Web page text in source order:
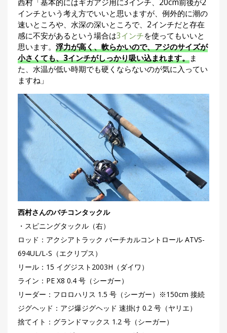
インチという考え方でいいと思いますが、例外的に潮の
速いところや、水深の深いところで、2インチだと存在
感に不安があるという場合は3インチを使ってもいいと
思います。 浮力が高く、軟らかいので、アジのサイズが
小さくても、3インチがしっかり吸い込まれます。ま
た、水温が低い時期でも硬くならないのが気に入ってい
ますね」
西村さんのバチコンタックル
・スピニングタックル（右）
ロッド：アクシアトラック バーチカルコントロール ATVS-
694UL/L-S（エクリプス）
リール：15 イグジスト2003H（ダイワ）
ライン：PE X8 0.4 号（シーガー）
リーダー：フロロハリス 1.5 号（シーガー）※150cm 接続
ジグヘッド：アジ爆ジグヘッド 速掛け 0.2 号（ヤリエ）
捨てイト：グランドマックス 1.2 号（シーガー）